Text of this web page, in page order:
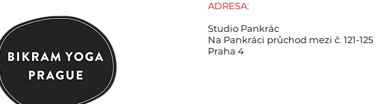
ADRESA:
Studio Pankrác
Na Pankráci průchod mezi č. 121-125
Praha 4